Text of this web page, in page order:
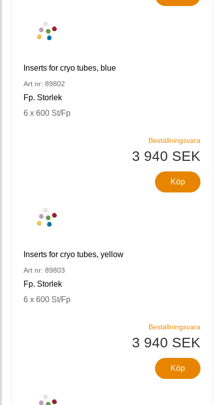
Inserts for cryo tubes, blue
Art nr: 89802
Fp. Storlek
6 x 600 St/Fp
Beställningsvara
3 940 SEK
Köp
Inserts for cryo tubes, yellow
Art nr: 89803
Fp. Storlek
6 x 600 St/Fp
Beställningsvara
3 940 SEK
Köp